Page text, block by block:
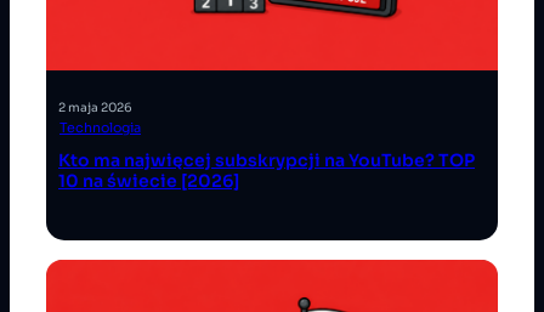
2 maja 2026
Technologia
Kto ma najwięcej subskrypcji na YouTube? TOP
10 na świecie [2026]